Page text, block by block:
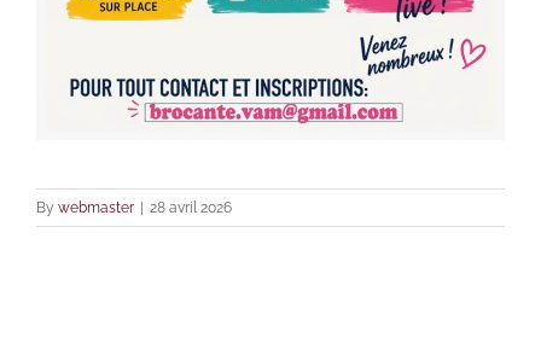
By webmaster 28 avril 2026